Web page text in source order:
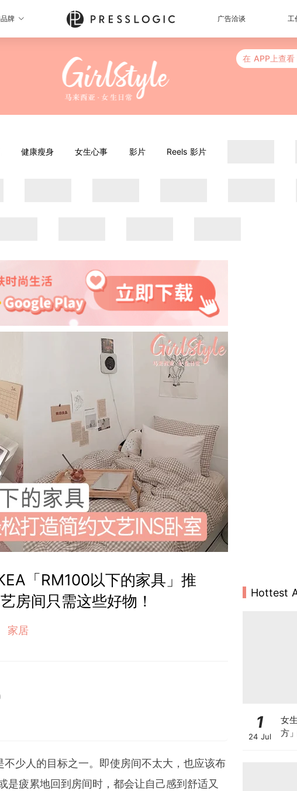
牌 广告洽谈 工
在 APP上查看
健康瘦身 女生心事 影片 Reels 影片
「RM100以下的家具」推
房间只需这些好物！
家居
少人的目标之一。即使房间不太大，也应该布
是疲累地回到房间时，都会让自己感到舒适又
Hottest
1
24 Jul
女
方